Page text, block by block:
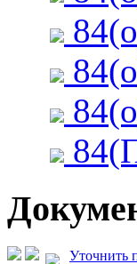
Уточнить